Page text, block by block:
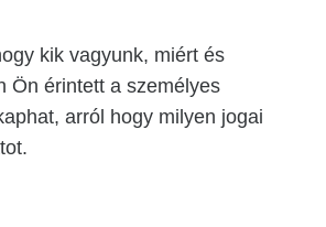
kik vagyunk, miért és
Ön érintett a személyes
arról hogy milyen jogai